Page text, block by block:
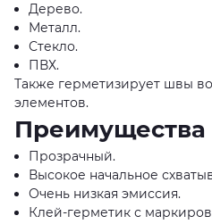
Дерево.
Металл.
Стекло.
ПВХ.
Также герметизирует швы
элементов.
Преимущества
Прозрачный.
Высокое начальное
Очень низкая эмиссия.
Клей-герметик с